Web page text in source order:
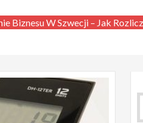
Biznesu W Szwecji – Jak